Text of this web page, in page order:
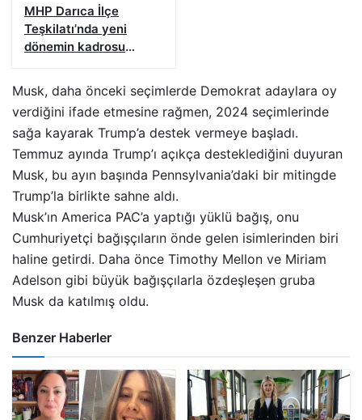
MHP Darıca İlçe
Teşkilatı’nda yeni
dönemin kadrosu
Musk, daha önceki seçimlerde Demokrat adaylara oy
verdiğini ifade etmesine rağmen, 2024 seçimlerinde
sağa kayarak Trump’a destek vermeye başladı.
Temmuz ayında Trump’ı açıkça desteklediğini duyuran
Musk, bu ayın başında Pennsylvania’daki bir mitingde
Trump’la birlikte sahne aldı.
Musk’ın America PAC’a yaptığı yüklü bağış, onu
Cumhuriyetçi bağışçıların önde gelen isimlerinden biri
haline getirdi. Daha önce Timothy Mellon ve Miriam
Adelson gibi büyük bağışçılarla özdeşleşen gruba
Musk da katılmış oldu.
Benzer Haberler